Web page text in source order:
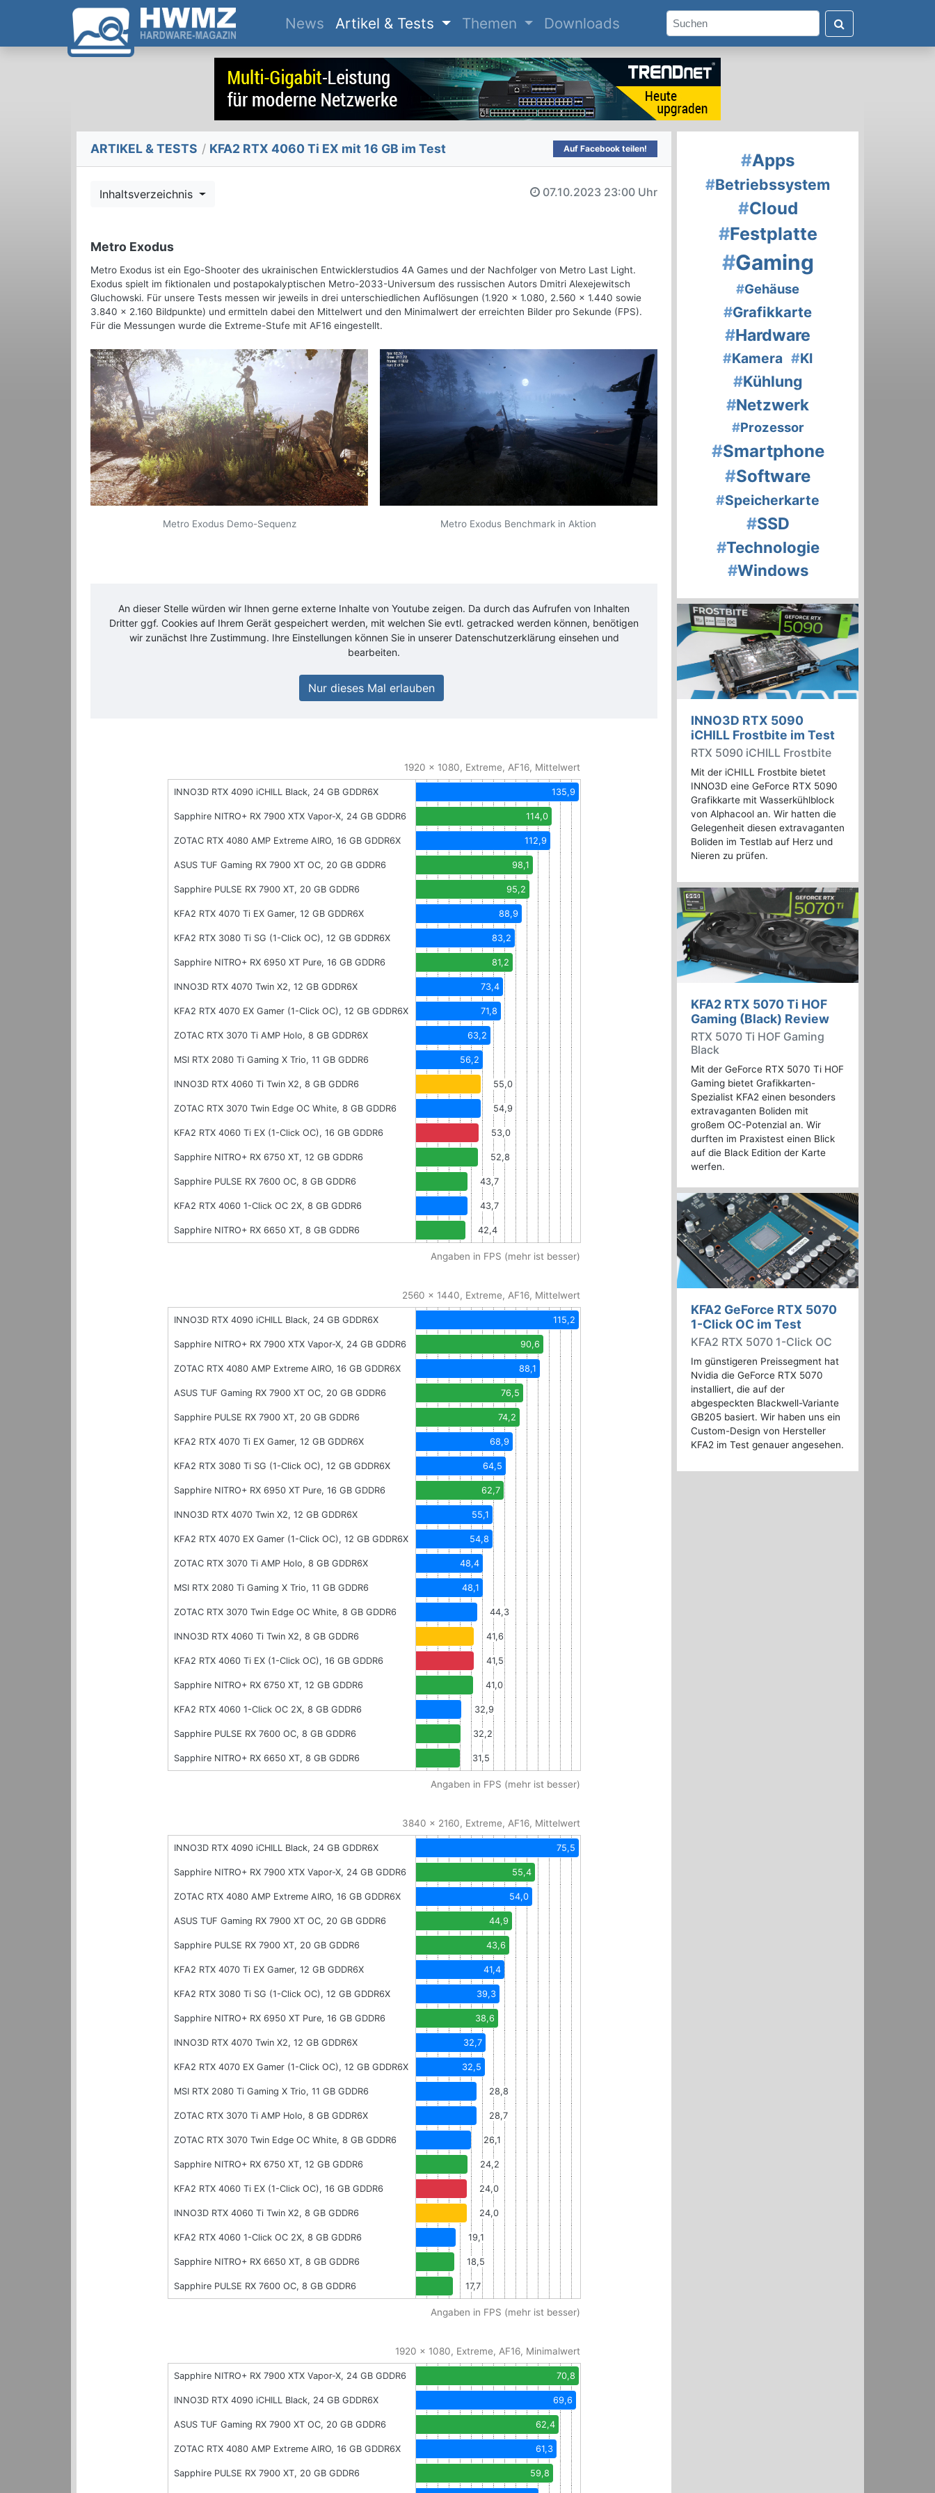
News(current)
Artikel & Tests Themen Downloads
ARTIKEL & TESTS / KFA2 RTX 4060 Ti EX mit 16 GB im Test Auf Facebook teilen!
Inhaltsverzeichnis 07.10.2023 23:00 Uhr
Metro Exodus
Metro Exodus ist ein Ego-Shooter des ukrainischen Entwicklerstudios 4A Games und der Nachfolger von Metro Last Light.
Exodus spielt im fiktionalen und postapokalyptischen Metro-2033-Universum des russischen Autors Dmitri Alexejewitsch
Gluchowski. Für unsere Tests messen wir jeweils in drei unterschiedlichen Auflösungen (1.920 x 1.080, 2.560 x 1.440 sowie
3.840 x 2.160 Bildpunkte) und ermitteln dabei den Mittelwert und den Minimalwert der erreichten Bilder pro Sekunde (FPS).
Für die Messungen wurde die Extreme-Stufe mit AF16 eingestellt.
Metro Exodus Demo-Sequenz Metro Exodus Benchmark in Aktion
An dieser Stelle würden wir Ihnen gerne externe Inhalte von Youtube zeigen. Da durch das Aufrufen von Inhalten
Dritter ggf. Cookies auf Ihrem Gerät gespeichert werden, mit welchen Sie evtl. getracked werden können, benötigen
wir zunächst Ihre Zustimmung. Ihre Einstellungen können Sie in unserer Datenschutzerklärung einsehen und
bearbeiten.
Nur dieses Mal erlauben
1920 x 1080, Extreme, AF16, Mittelwert
INNO3D RTX 4090 iCHILL Black, 24 GB GDDR6X 135,9
Sapphire NITRO+ RX 7900 XTX Vapor-X, 24 GB GDDR6 114,0
ZOTAC RTX 4080 AMP Extreme AIRO, 16 GB GDDR6X 112,9
ASUS TUF Gaming RX 7900 XT OC, 20 GB GDDR6 98,1
Sapphire PULSE RX 7900 XT, 20 GB GDDR6 95,2
KFA2 RTX 4070 Ti EX Gamer, 12 GB GDDR6X 88,9
KFA2 RTX 3080 Ti SG (1-Click OC), 12 GB GDDR6X 83,2
Sapphire NITRO+ RX 6950 XT Pure, 16 GB GDDR6 81,2
INNO3D RTX 4070 Twin X2, 12 GB GDDR6X 73,4
KFA2 RTX 4070 EX Gamer (1-Click OC), 12 GB GDDR6X 71,8
ZOTAC RTX 3070 Ti AMP Holo, 8 GB GDDR6X 63,2
MSI RTX 2080 Ti Gaming X Trio, 11 GB GDDR6 56,2
INNO3D RTX 4060 Ti Twin X2, 8 GB GDDR6 55,0
ZOTAC RTX 3070 Twin Edge OC White, 8 GB GDDR6 54,9
KFA2 RTX 4060 Ti EX (1-Click OC), 16 GB GDDR6 53,0
Sapphire NITRO+ RX 6750 XT, 12 GB GDDR6 52,8
Sapphire PULSE RX 7600 OC, 8 GB GDDR6 43,7
KFA2 RTX 4060 1-Click OC 2X, 8 GB GDDR6 43,7
Sapphire NITRO+ RX 6650 XT, 8 GB GDDR6 42,4
Angaben in FPS (mehr ist besser)
2560 x 1440, Extreme, AF16, Mittelwert
INNO3D RTX 4090 iCHILL Black, 24 GB GDDR6X 115,2
Sapphire NITRO+ RX 7900 XTX Vapor-X, 24 GB GDDR6 90,6
ZOTAC RTX 4080 AMP Extreme AIRO, 16 GB GDDR6X 88,1
ASUS TUF Gaming RX 7900 XT OC, 20 GB GDDR6 76,5
Sapphire PULSE RX 7900 XT, 20 GB GDDR6 74,2
KFA2 RTX 4070 Ti EX Gamer, 12 GB GDDR6X 68,9
KFA2 RTX 3080 Ti SG (1-Click OC), 12 GB GDDR6X 64,5
Sapphire NITRO+ RX 6950 XT Pure, 16 GB GDDR6 62,7
INNO3D RTX 4070 Twin X2, 12 GB GDDR6X 55,1
KFA2 RTX 4070 EX Gamer (1-Click OC), 12 GB GDDR6X 54,8
ZOTAC RTX 3070 Ti AMP Holo, 8 GB GDDR6X 48,4
MSI RTX 2080 Ti Gaming X Trio, 11 GB GDDR6 48,1
ZOTAC RTX 3070 Twin Edge OC White, 8 GB GDDR6 44,3
INNO3D RTX 4060 Ti Twin X2, 8 GB GDDR6 41,6
KFA2 RTX 4060 Ti EX (1-Click OC), 16 GB GDDR6 41,5
Sapphire NITRO+ RX 6750 XT, 12 GB GDDR6 41,0
KFA2 RTX 4060 1-Click OC 2X, 8 GB GDDR6 32,9
Sapphire PULSE RX 7600 OC, 8 GB GDDR6 32,2
Sapphire NITRO+ RX 6650 XT, 8 GB GDDR6 31,5
Angaben in FPS (mehr ist besser)
3840 x 2160, Extreme, AF16, Mittelwert
INNO3D RTX 4090 iCHILL Black, 24 GB GDDR6X 75,5
Sapphire NITRO+ RX 7900 XTX Vapor-X, 24 GB GDDR6 55,4
ZOTAC RTX 4080 AMP Extreme AIRO, 16 GB GDDR6X 54,0
ASUS TUF Gaming RX 7900 XT OC, 20 GB GDDR6 44,9
Sapphire PULSE RX 7900 XT, 20 GB GDDR6 43,6
KFA2 RTX 4070 Ti EX Gamer, 12 GB GDDR6X 41,4
KFA2 RTX 3080 Ti SG (1-Click OC), 12 GB GDDR6X 39,3
Sapphire NITRO+ RX 6950 XT Pure, 16 GB GDDR6 38,6
INNO3D RTX 4070 Twin X2, 12 GB GDDR6X 32,7
KFA2 RTX 4070 EX Gamer (1-Click OC), 12 GB GDDR6X 32,5
MSI RTX 2080 Ti Gaming X Trio, 11 GB GDDR6 28,8
ZOTAC RTX 3070 Ti AMP Holo, 8 GB GDDR6X 28,7
ZOTAC RTX 3070 Twin Edge OC White, 8 GB GDDR6 26,1
Sapphire NITRO+ RX 6750 XT, 12 GB GDDR6 24,2
KFA2 RTX 4060 Ti EX (1-Click OC), 16 GB GDDR6 24,0
INNO3D RTX 4060 Ti Twin X2, 8 GB GDDR6 24,0
KFA2 RTX 4060 1-Click OC 2X, 8 GB GDDR6 19,1
Sapphire NITRO+ RX 6650 XT, 8 GB GDDR6 18,5
Sapphire PULSE RX 7600 OC, 8 GB GDDR6 17,7
Angaben in FPS (mehr ist besser)
1920 x 1080, Extreme, AF16, Minimalwert
Sapphire NITRO+ RX 7900 XTX Vapor-X, 24 GB GDDR6 70,8
INNO3D RTX 4090 iCHILL Black, 24 GB GDDR6X 69,6
ASUS TUF Gaming RX 7900 XT OC, 20 GB GDDR6 62,4
ZOTAC RTX 4080 AMP Extreme AIRO, 16 GB GDDR6X 61,3
Sapphire PULSE RX 7900 XT, 20 GB GDDR6 59,8
#Apps
#Betriebssystem
#Cloud
#Festplatte
#Gaming
#Gehäuse
#Grafikkarte
#Hardware
#Kamera #KI
#Kühlung
#Netzwerk
#Prozessor
#Smartphone
#Software
#Speicherkarte
#SSD
#Technologie
#Windows
INNO3D RTX 5090
iCHILL Frostbite im Test
RTX 5090 iCHILL Frostbite
Mit der iCHILL Frostbite bietet
INNO3D eine GeForce RTX 5090
Grafikkarte mit Wasserkühlblock
von Alphacool an. Wir hatten die
Gelegenheit diesen extravaganten
Boliden im Testlab auf Herz und
Nieren zu prüfen.
KFA2 RTX 5070 Ti HOF
Gaming (Black) Review
RTX 5070 Ti HOF Gaming
Black
Mit der GeForce RTX 5070 Ti HOF
Gaming bietet Grafikkarten-
Spezialist KFA2 einen besonders
extravaganten Boliden mit
großem OC-Potenzial an. Wir
durften im Praxistest einen Blick
auf die Black Edition der Karte
werfen.
KFA2 GeForce RTX 5070
1-Click OC im Test
KFA2 RTX 5070 1-Click OC
Im günstigeren Preissegment hat
Nvidia die GeForce RTX 5070
installiert, die auf der
abgespeckten Blackwell-Variante
GB205 basiert. Wir haben uns ein
Custom-Design von Hersteller
KFA2 im Test genauer angesehen.